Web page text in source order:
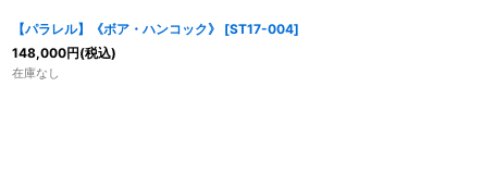
【パラレル】《ボア・ハンコック》 [ST17-004]
148,000円(税込)
在庫なし